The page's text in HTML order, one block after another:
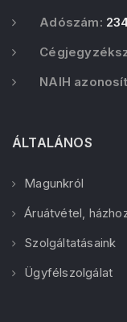
Adószám:
NAIH
ÁLTALÁNOS
Magunkról
Áruátvétel,
Szolgáltatásaink
Ügyfélszolgálat